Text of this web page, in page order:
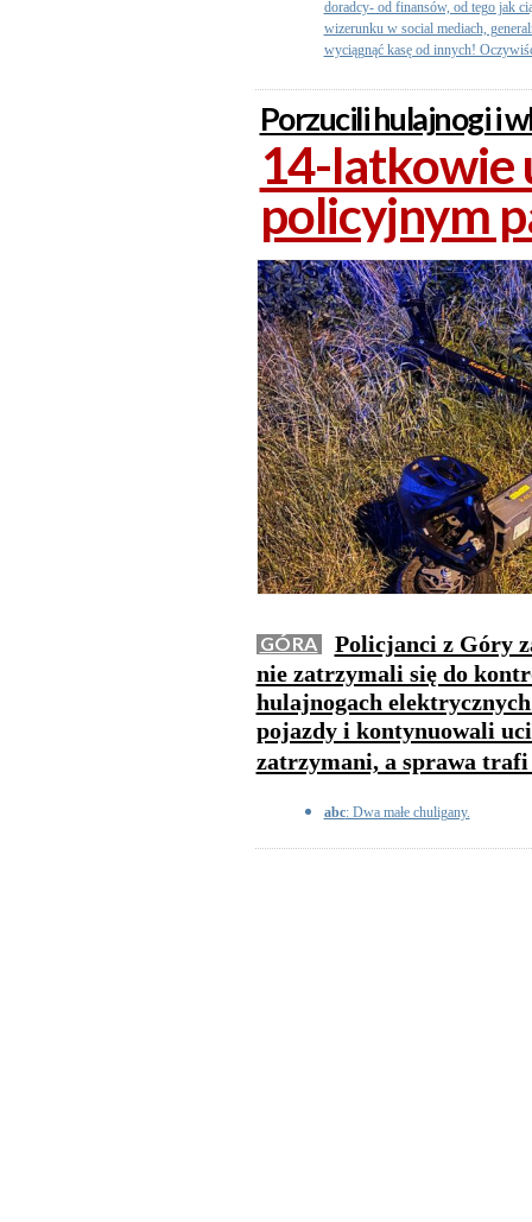
doradcy- od finansów, od tego jak
wizerunku w social mediach,
wyciągnąć kasę od innych!
Porzucili hulajnogi i
14-latkowie
policyjnym
GÓRA
Policjanci z Góry
nie zatrzymali się do
hulajnogach
pojazdy i kontynuowali
zatrzymani, a sprawa trafi
abc: Dwa małe chuligany.